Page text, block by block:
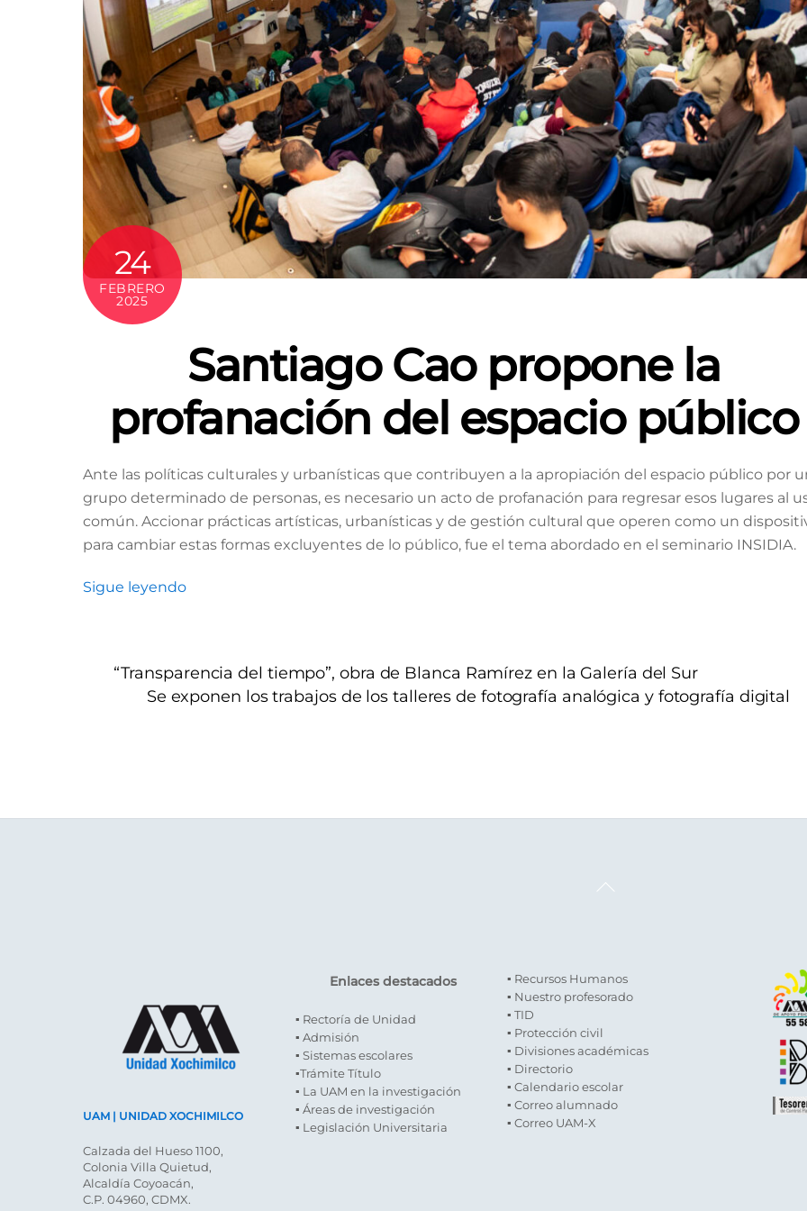
24
FEBRERO
2025
Santiago Cao propone la
profanación del espacio público
Ante las políticas culturales y urbanísticas que contribuyen a la apropiación del espacio público por
grupo determinado de personas, es necesario un acto de profanación para regresar esos lugares al
común. Accionar prácticas artísticas, urbanísticas y de gestión cultural que operen como un
para cambiar estas formas excluyentes de lo público, fue el tema abordado en el seminario INSIDIA.
Sigue leyendo
“Transparencia del tiempo”, obra de Blanca Ramírez en la Galería del Sur
Se exponen los trabajos de los talleres de fotografía analógica y fotografía digital
Back
UAM | UNIDAD XOCHIMILCO
Calzada del Hueso 1100,
Colonia Villa Quietud,
Alcaldía Coyoacán,
C.P. 04960, CDMX.
Enlaces destacados
▪ Rectoría de Unidad
▪ Admisión
▪ Sistemas escolares
▪Trámite Título
▪ La UAM en la investigación
▪ Áreas de investigación
▪ Legislación Universitaria
▪ Recursos Humanos
▪ Nuestro profesorado
▪ TID
▪ Protección civil
▪ Divisiones académicas
▪ Directorio
▪ Calendario escolar
▪ Correo alumnado
▪ Correo UAM-X